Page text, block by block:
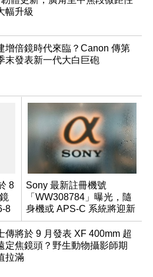
幅升級
增倍鏡時代來臨？Canon 傳第
末發表新一代大白巨砲
8
8
Sony 最新註冊機號
「WW308784」曝光，隨
身機或 APS-C 系統將迎新
成員？
傳將於 9 月發表 XF 400mm 超
定焦鏡頭？野生動物攝影師期
拉滿